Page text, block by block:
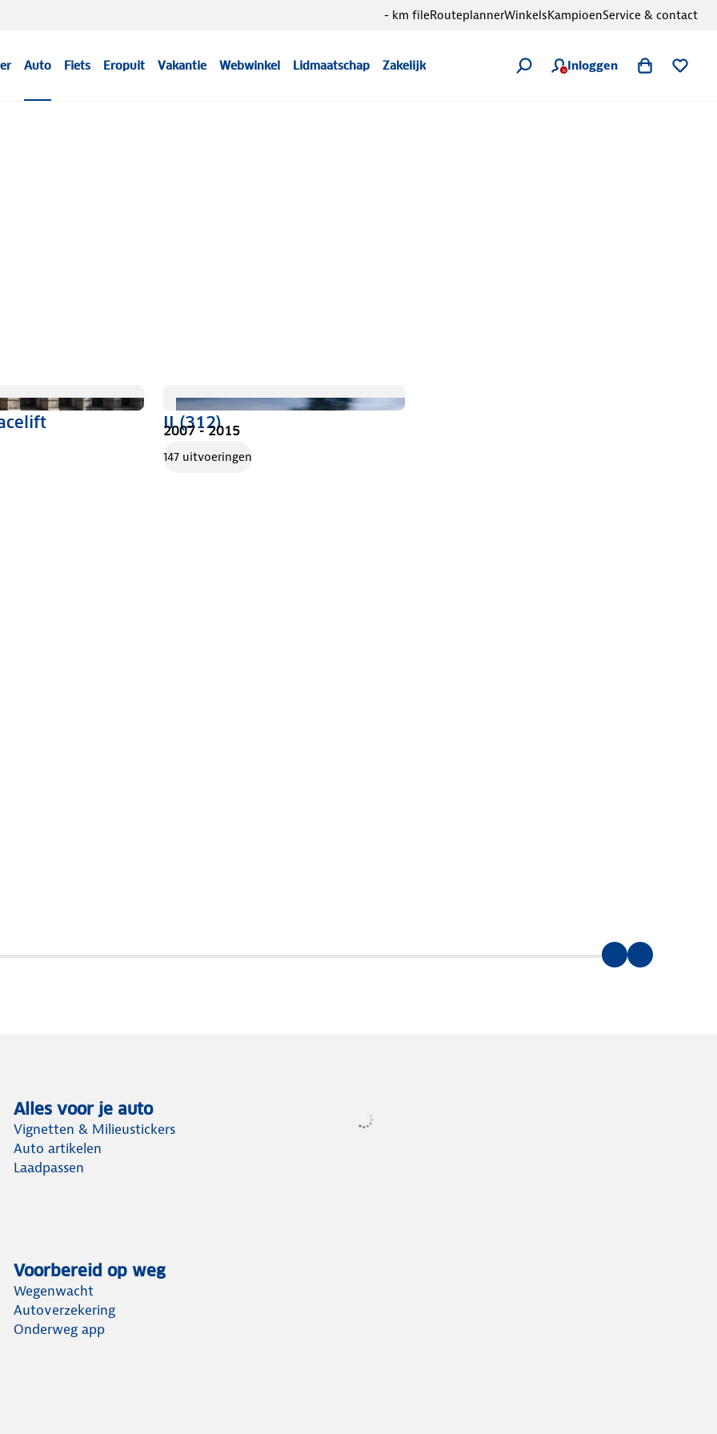
Auto Fiets Eropuit Vakantie Webwinkel Lidmaatschap Zakelijk Inloggen
- km fileRouteplannerWinkelsKampioenService & contact
II (312)
2007 - 2015
147 uitvoeringen
Alles voor je auto
Vignetten & Milieustickers
Auto artikelen
Laadpassen
Voorbereid op weg
Wegenwacht
Autoverzekering
Onderweg app